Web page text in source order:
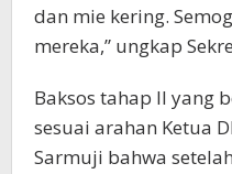
dan mie kering.
mereka,” ungkap
Baksos tahap II yang
sesuai arahan Ketua
Sarmuji bahwa